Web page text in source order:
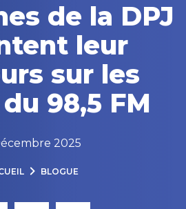
de la DPJ
leur
sur les
98,5 FM
2025
BLOGUE